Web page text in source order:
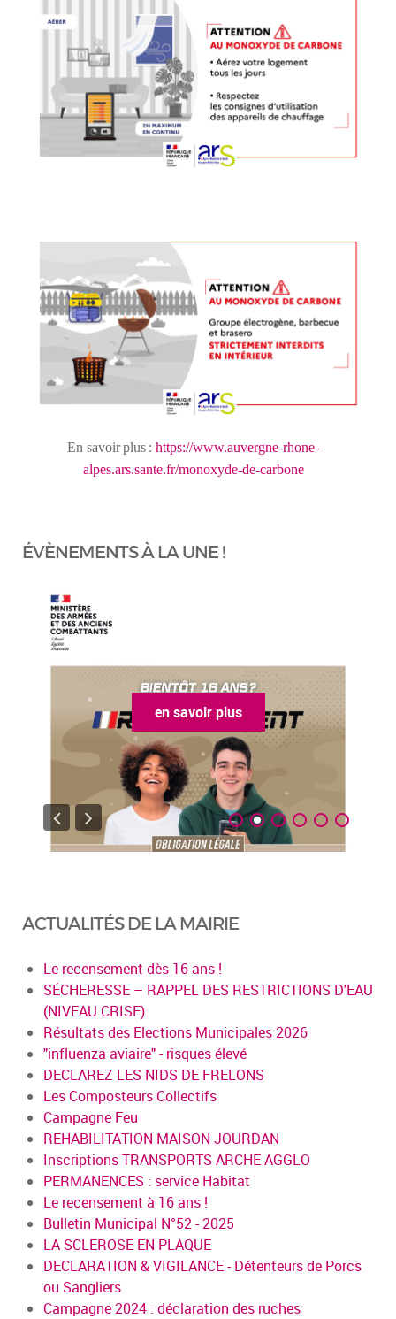
En savoir plus : https://www.auvergne-rhone-
alpes.ars.sante.fr/monoxyde-de-carbone
ÉVÈNEMENTS À LA UNE !
en savoir plus
ACTUALITÉS DE LA MAIRIE
Le recensement dès 16 ans !
SÉCHERESSE – RAPPEL DES RESTRICTIONS D'EAU
(NIVEAU CRISE)
Résultats des Elections Municipales 2026
"influenza aviaire" - risques élevé
DECLAREZ LES NIDS DE FRELONS
Les Composteurs Collectifs
Campagne Feu
REHABILITATION MAISON JOURDAN
Inscriptions TRANSPORTS ARCHE AGGLO
PERMANENCES : service Habitat
Le recensement à 16 ans !
Bulletin Municipal N°52 - 2025
LA SCLEROSE EN PLAQUE
DECLARATION & VIGILANCE - Détenteurs de Porcs
ou Sangliers
Campagne 2024 : déclaration des ruches